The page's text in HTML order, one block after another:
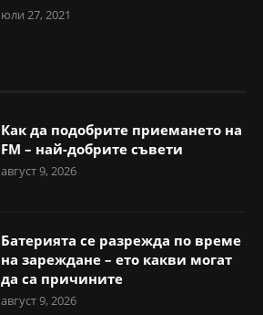
юли 27, 2021
Как да подобрите приемането на
FM – най-добрите съвети
август 9, 2026
Батерията се разрежда по време
на зареждане – ето какви могат
да са причините
август 9, 2026